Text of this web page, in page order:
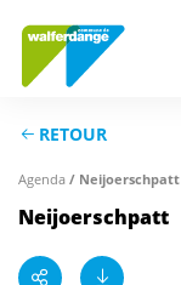
RETOUR
Agenda / Neijoerschpatt
Neijoerschpatt